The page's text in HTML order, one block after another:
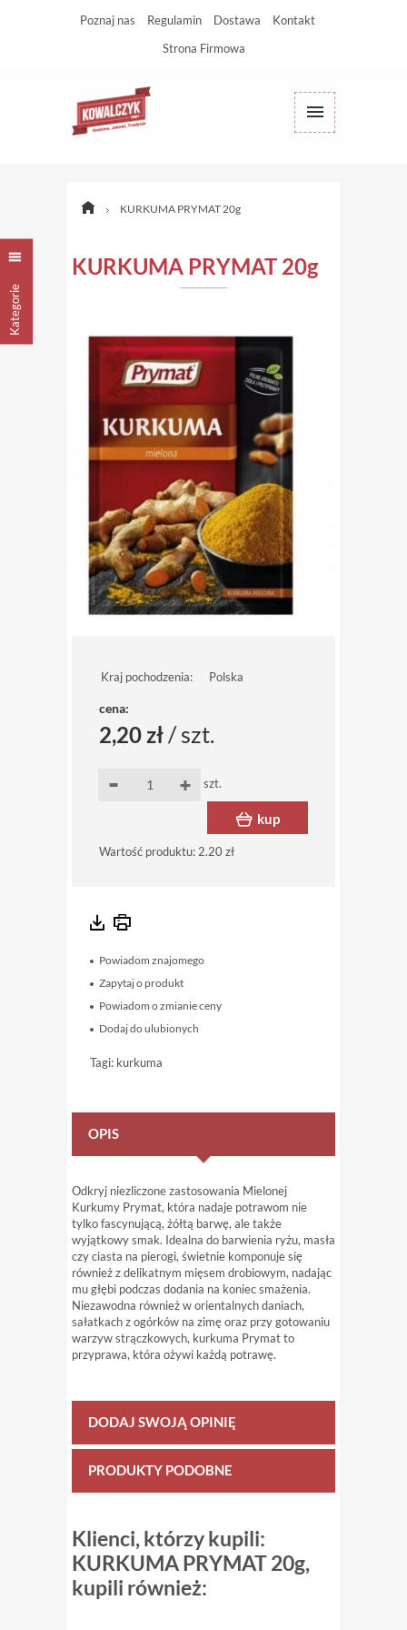
Poznaj nas Regulamin Dostawa
Kontakt
Strona Firmowa
KURKUMA PRYMAT 20g
Kategorie
KURKUMA PRYMAT 20g
Kraj pochodzenia: Polska
cena:
2,20 zł / szt.
szt.
kup
Wartość produktu: 2.20 zł
Powiadom znajomego
Zapytaj o produkt
Powiadom o zmianie ceny
Dodaj do ulubionych
Tagi: kurkuma
OPIS
Odkryj niezliczone zastosowania Mielonej
Kurkumy Prymat, która nadaje potrawom nie
tylko fascynującą, żółtą barwę, ale także
wyjątkowy smak. Idealna do barwienia ryżu, masła
czy ciasta na pierogi, świetnie komponuje się
również z delikatnym mięsem drobiowym, nadając
mu głębi podczas dodania na koniec smażenia.
Niezawodna również w orientalnych daniach,
sałatkach z ogórków na zimę oraz przy gotowaniu
warzyw strączkowych, kurkuma Prymat to
przyprawa, która ożywi każdą potrawę.
DODAJ SWOJĄ OPINIĘ
PRODUKTY PODOBNE
Klienci, którzy kupili:
KURKUMA PRYMAT 20g,
kupili również: